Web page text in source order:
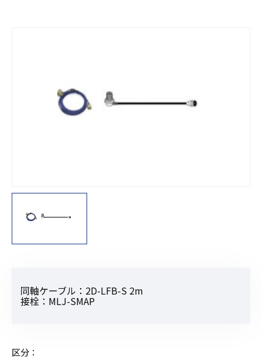
同軸ケーブル：2D-LFB-S 2m
接栓：MLJ-SMAP
区分